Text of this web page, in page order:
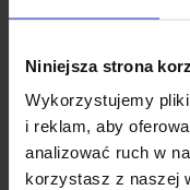
Niniejsza strona
Wykorzystujemy
i reklam, aby
analizować ruch w
korzystasz z naszej
OPIS
Opis